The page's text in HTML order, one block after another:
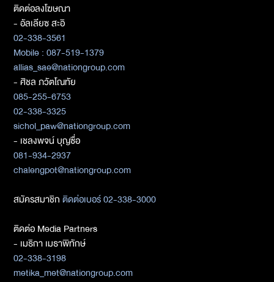
ติดต่อลงโฆษณา
- อัลเลียซ สะอิ
02-338-3561
Mobile : 087-519-1379
allias_sae@nationgroup.com
- ศิชล ภวัตโณทัย
085-255-6753
02-338-3325
sichol_paw@nationgroup.com
- เชลงพจน์ บุญซื่อ
081-934-2937
chalengpot@nationgroup.com
สมัครสมาชิกติดต่อเบอร์ 02-338-3000
ติดต่อ Media Partners
- เมธิกา เมธาพิทักษ์
02-338-3198
metika_met@nationgroup.com